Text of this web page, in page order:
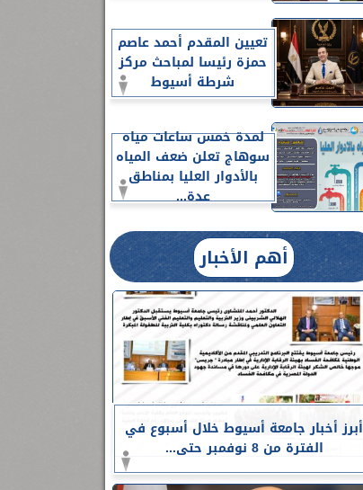
تعيين المقدم أحمد عاصم
حمزة رئيسا لمباحث مركز
شرطة أسيوط
لمدة خمس ساعات مياه
سوهاج تعلن ضعف المياه
بالأدوار العليا بمناطق
عدة...
أهم الأخبار
أبرز أخبار جامعة أسيوط خلال أسبوع في
الفترة من 8 نوفمبر حتى...